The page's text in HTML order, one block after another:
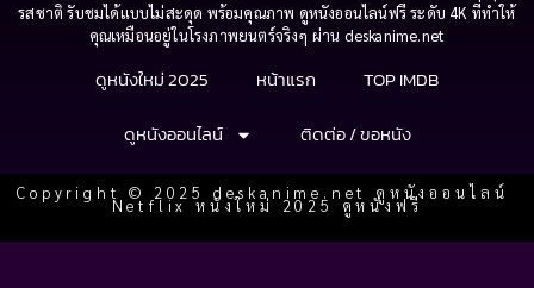
รสชาติ รับชมได้แบบไม่สะดุด พร้อมคุณภาพ ดูหนังออนไลน์ฟรี ระดับ 4K ที่ทำให้
คุณเหมือนอยู่ในโรงภาพยนตร์จริงๆ ผ่าน deskanime.net
ดูหนังใหม่ 2025 หน้าแรก
TOP IMDB
ดูหนังออนไลน์
ติดต่อ / ขอหนัง
Copyright © 2025 deskanime.net ดูหนังออนไลน์
Netflix หนังใหม่ 2025 ดูหนังฟรี